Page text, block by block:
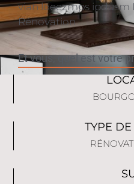
vian loeezmps ipdusm
Rénovation
Et vous, quel est votre
TYPE